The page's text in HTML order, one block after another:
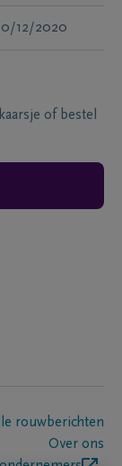
12/2020
of bestel
rouwberichten
Over ons